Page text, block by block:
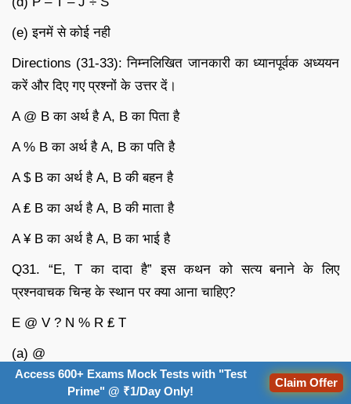
(e) इनमें से कोई नही
Directions (31-33): निम्नलिखित जानकारी का ध्यानपूर्वक अध्ययन
करें और दिए गए प्रश्नों के उत्तर दें।
A @ B का अर्थ है A, B का पिता है
A % B का अर्थ है A, B का पति है
A $ B का अर्थ है A, B की बहन है
A ₤ B का अर्थ है A, B की माता है
A ¥ B का अर्थ है A, B का भाई है
Q31. “E, T का दादा है” इस कथन को सत्य बनाने के लिए
प्रश्नवाचक चिन्ह के स्थान पर क्या आना चाहिए?
E @ V ? N % R ₤ T
(a) @
Access 600+ Exams Mock Tests with "Test
Prime" @ ₹1/Day Only!
Claim Offer